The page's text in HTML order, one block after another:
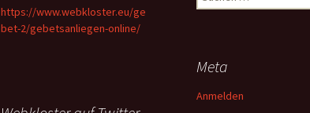
https://www.webkloster.eu/ge
bet-2/gebetsanliegen-online/
nach:
Meta
Anmelden